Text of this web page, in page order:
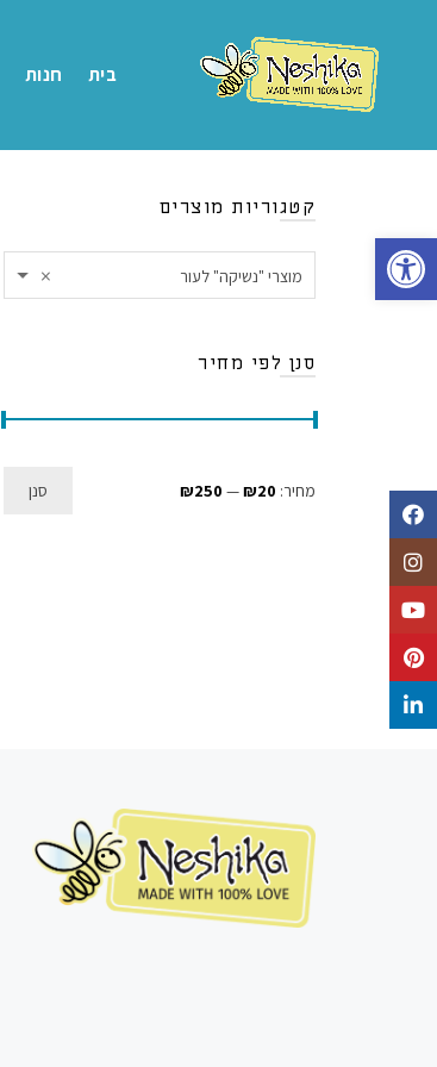
פתח סרגל נגישות
בית חנות
קטגוריות מוצרים
× מוצרי "נשיקה" לעור
סנן לפי מחיר
מחיר
מחיר
סנן מחיר: ₪20
—
₪250
Facebook
Instagram
YouTube
Pinterest
LinkedIn